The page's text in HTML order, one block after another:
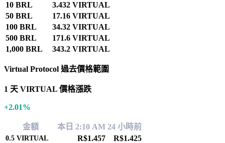
10 BRL
3.432 VIRTUAL
50 BRL
17.16 VIRTUAL
100 BRL
34.32 VIRTUAL
500 BRL
171.6 VIRTUAL
1,000 BRL
343.2 VIRTUAL
Virtual Protocol 過去價格範圍
1 天 VIRTUAL 價格漲跌
+2.01%
金額 本日 2:10 AM 24 小時前
0.5 VIRTUAL R$1.457 R$1.425